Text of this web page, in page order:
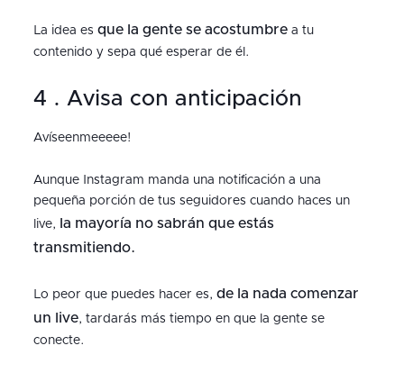
La idea es que la gente se acostumbrea tu
contenido y sepa qué esperar de él.
4 . Avisa con anticipación
Avíseenmeeeee!
Aunque Instagram manda una notificación a una
pequeña porción de tus seguidores cuando haces un
live,
la mayoría no sabrán que estás
transmitiendo.
Lo peor que puedes hacer es, de la nada comenzar
un live, tardarás más tiempo en que la gente se
conecte.